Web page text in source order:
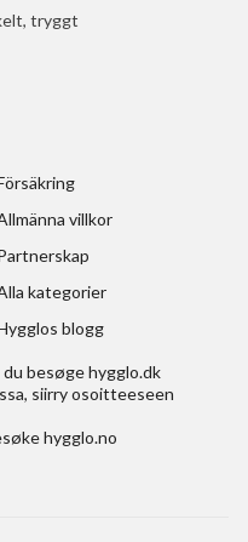
tryggt
villkor
kategorier
blogg
du besøgehygglo.dk
, siirry osoitteeseen
hygglo.no